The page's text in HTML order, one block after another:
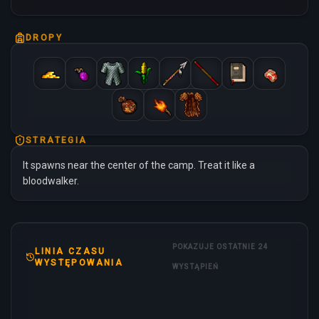
DROPY
STRATEGIA
It spawns near the center of the camp. Treat it like a
bloodwalker.
LINIA CZASU
WYSTĘPOWANIA
POKAZUJE OSTATNIE 24
WYSTĄPIEŃ